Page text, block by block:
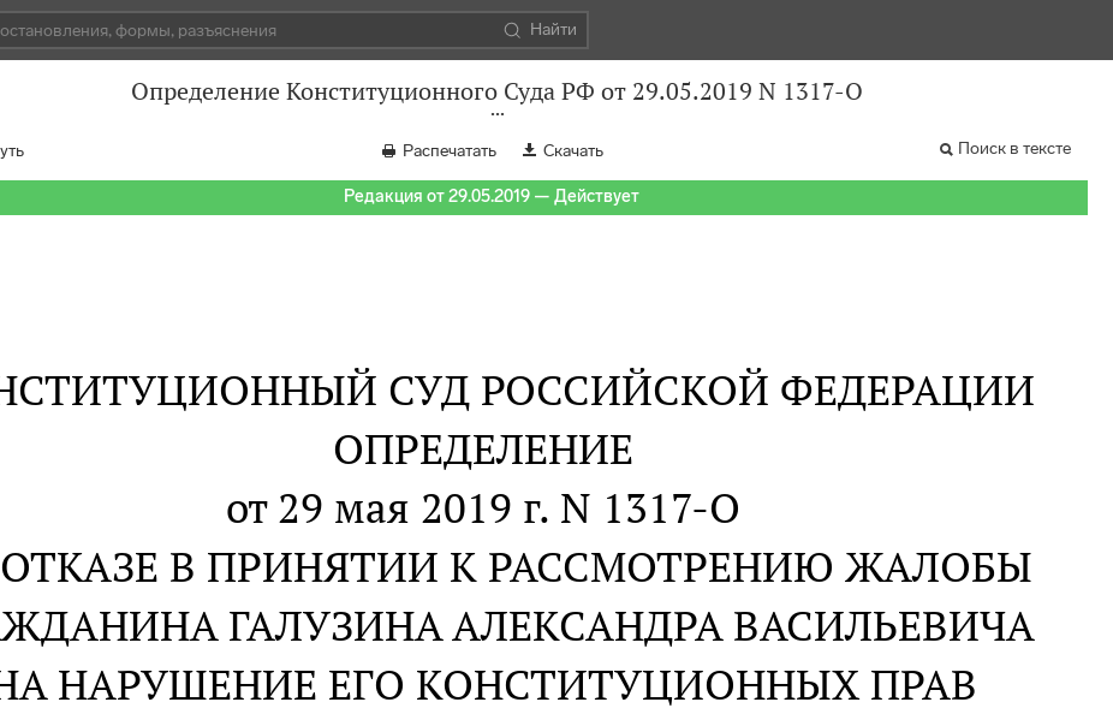
Найти
Определение Конституционного Суда РФ от 29.05.2019 N 1317-О
Распечатать Скачать Поиск в тексте
Редакция от 29.05.2019 — Действует
СУД РОССИЙСКОЙ ФЕДЕРАЦИИ
ОПРЕДЕЛЕНИЕ
от 29 мая 2019 г. N 1317-О
В ПРИНЯТИИ К РАССМОТРЕНИЮ ЖАЛОБЫ
ГАЛУЗИНА АЛЕКСАНДРА ВАСИЛЬЕВИЧА
НАРУШЕНИЕ ЕГО КОНСТИТУЦИОННЫХ ПРАВ